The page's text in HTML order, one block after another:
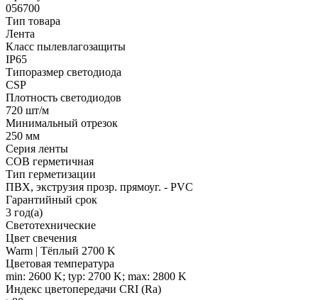
056700
Тип товара
Лента
Класс пылевлагозащиты
IP65
Типоразмер светодиода
CSP
Плотность светодиодов
720 шт/м
Минимальный отрезок
250 мм
Серия ленты
COB герметичная
Тип герметизации
ПВХ, экструзия прозр. прямоуг. - PVC
Гарантийный срок
3 год(а)
Светотехнические
Цвет свечения
Warm | Тёплый 2700 K
Цветовая температура
min: 2600 K; typ: 2700 K; max: 2800 K
Индекс цветопередачи CRI (Ra)